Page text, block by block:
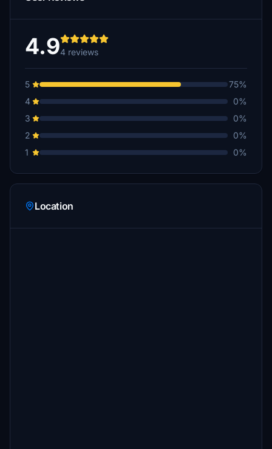
4.94 reviews
5
75%
4
0%
3
0%
2
0%
1
0%
Location